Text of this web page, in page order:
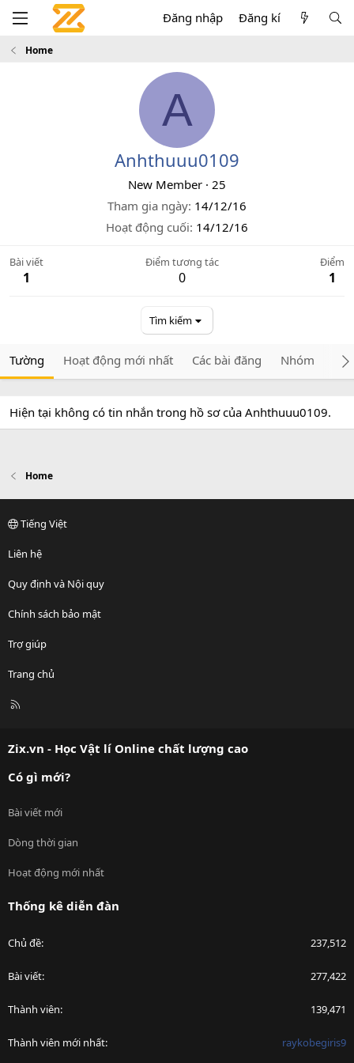
Đăng nhập Đăng kí
Home
A
Anhthuuu0109
New Member · 25
Tham gia ngày 14/12/16
Hoạt động cuối 14/12/16
Bài viết
1
Điểm tương tác
0
Điểm
1
Tìm kiếm
Tường Hoạt động mới nhất Các bài đăng Nhóm
Hiện tại không có tin nhắn trong hồ sơ của Anhthuuu0109.
Home
Tiếng Việt
Liên hệ
Quy định và Nội quy
Chính sách bảo mật
Trợ giúp
Trang chủ
R
Zix.vn - Học Vật lí Online chất lượng cao
Có gì mới?
Bài viết mới
Dòng thời gian
Hoạt động mới nhất
Thống kê diễn đàn
Chủ đề 237,512
Bài viết 277,422
Thành viên 139,471
Thành viên mới nhất raykobegiris9